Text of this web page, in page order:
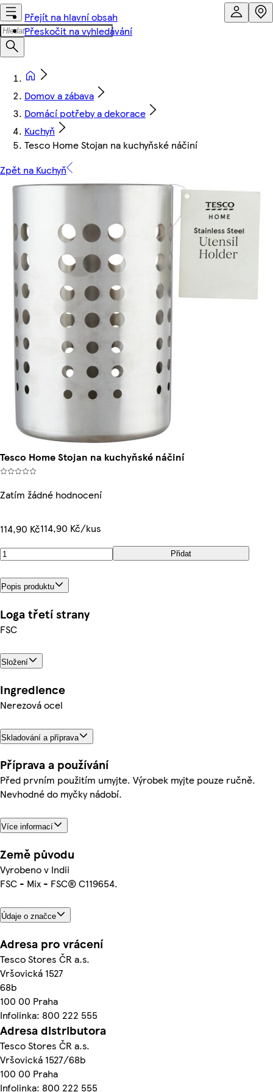
Přejít na hlavní obsah
Přeskočit na vyhledávání
Domov a zábava
Domácí potřeby a dekorace
Kuchyň
Tesco Home Stojan na kuchyňské náčiní
Zpět na Kuchyň
Tesco Home Stojan na kuchyňské náčiní
Zatím žádné hodnocení
114,90 Kč114,90 Kč/kus
Přidat
Popis produktu
Loga třetí strany
FSC
Složení
Ingredience
Nerezová ocel
Skladování a příprava
Příprava a používání
Před prvním použitím umyjte. Výrobek myjte pouze ručně.
Nevhodné do myčky nádobí.
Více informací
Země původu
Vyrobeno v Indii
FSC - Mix - FSC® C119654.
Údaje o značce
Adresa pro vrácení
Tesco Stores ČR a.s.
Vršovická 1527
68b
100 00 Praha
Infolinka: 800 222 555
Adresa distributora
Tesco Stores ČR a.s.
Vršovická 1527/68b
100 00 Praha
Infolinka: 800 222 555